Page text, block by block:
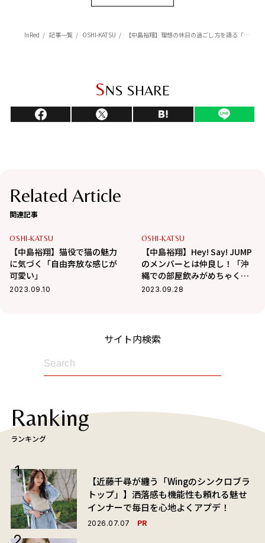
InRed 記事一覧 OSHI-KATSU 【中島裕翔】理想の休日の過ごし方を語る「とにかくだらだらとしたいです（笑）」
SNS SHARE
Related Article
関連記事
OSHI-KATSU
【中島裕翔】猫役で猫の魅力
に気づく「自由奔放な感じが
可愛い」
2023.09.10
OSHI-KATSU
【中島裕翔】Hey! Say! JUMP
のメンバーとは仲良し！「沖
縄での部屋飲みがめちゃくち
ゃ面白かった」
2023.09.28
サイト内検索
Ranking
ランキング
【近藤千尋が纏う「Wingのシンクロブラ
トップ」】洒落感も機能性も頼れる魅せ
インナーで毎日を心地よくアプデ！
2026.07.07 PR